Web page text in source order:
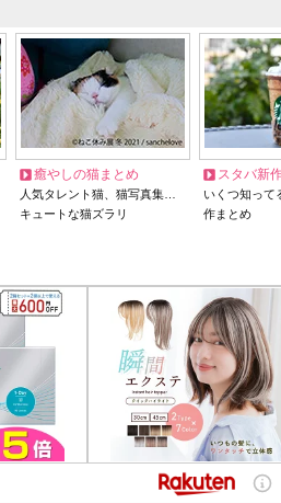
癒やしの猫まとめ
人気タレント猫、猫写真集…
キュートな猫ズラリ
スタバ新
いくつ知っ
作まとめ